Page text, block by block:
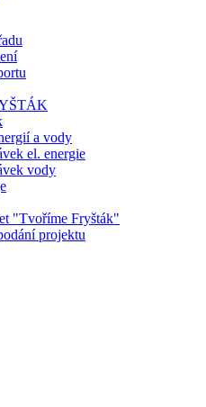
a vody
el. energie
vody
"Tvoříme Fryšták"
projektu